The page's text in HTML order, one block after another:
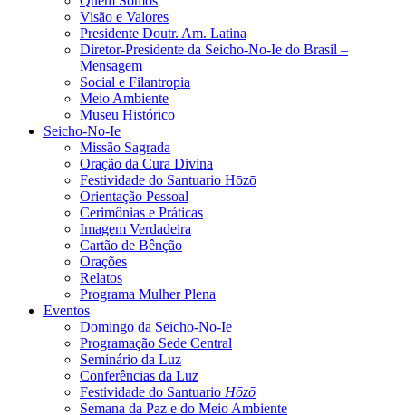
Visão e Valores
Presidente Doutr. Am. Latina
Diretor-Presidente da Seicho-No-Ie do Brasil –
Mensagem
Social e Filantropia
Meio Ambiente
Museu Histórico
Seicho-No-Ie
Missão Sagrada
Oração da Cura Divina
Festividade do Santuario Hōzō
Orientação Pessoal
Cerimônias e Práticas
Imagem Verdadeira
Cartão de Bênção
Orações
Relatos
Programa Mulher Plena
Eventos
Domingo da Seicho-No-Ie
Programação Sede Central
Seminário da Luz
Conferências da Luz
Festividade do Santuario Hōzō
Semana da Paz e do Meio Ambiente